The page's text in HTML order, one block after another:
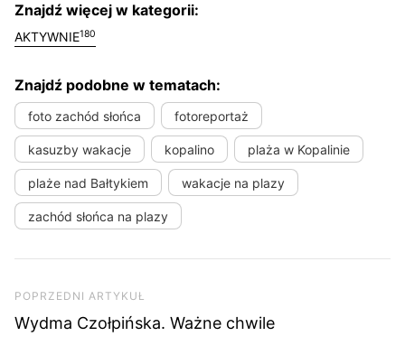
Znajdź więcej w kategorii:
AKTYWNIE180
Znajdź podobne w tematach:
foto zachód słońca fotoreportaż
kasuzby wakacje kopalino plaża w Kopalinie
plaże nad Bałtykiem wakacje na plazy
zachód słońca na plazy
Poprzedni artykuł
POPRZEDNI ARTYKUŁ
Wydma Czołpińska. Ważne chwile